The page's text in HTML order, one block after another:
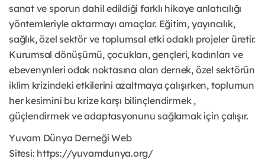
sanat ve sporun dahil edildiği farklı hikaye anlatıcılığı
yöntemleriyle aktarmayı amaçlar. Eğitim, yayıncılık,
sağlık, özel sektör ve toplumsal etki odaklı projeler üretir.
Kurumsal dönüşümü, çocukları, gençleri, kadınları ve
ebevenynleri odak noktasına alan dernek, özel sektörün
iklim krizindeki etkilerini azaltmaya çalışırken, toplumun
her kesimini bu krize karşı bilinçlendirmek ,
güçlendirmek ve adaptasyonunu sağlamak için çalışır.
Yuvam Dünya Derneği Web
Sitesi: https://yuvamdunya.org/